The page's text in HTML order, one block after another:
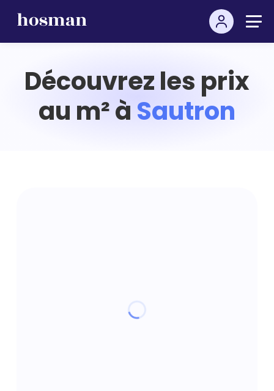
Découvrez les prix
au m² à Sautron